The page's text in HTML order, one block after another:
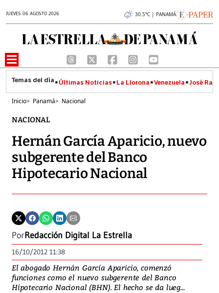
JUEVES 06 AGOSTO 2026 30.5°C | PANAMÁ
Últimas Noticias La Llorona Venezuela José
Inicio> Panamá> Nacional
NACIONAL
Hernán García Aparicio, nuevo
subgerente del Banco
Hipotecario Nacional
PorRedacción Digital La Estrella
16/10/2012 11:38
El abogado Hernán García Aparicio, comenzó
funciones como el nuevo subgerente del Banco
Hipotecario Nacional (BHN). El hecho se da lueg...